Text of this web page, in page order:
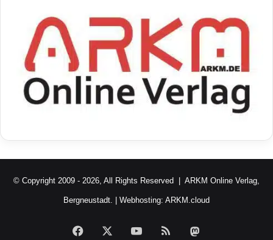
© Copyright 2009 - 2026, All Rights Reserved | ARKM Online Verlag,
Bergneustadt. | Webhosting: ARKM.cloud
Facebook YouTubeRSS